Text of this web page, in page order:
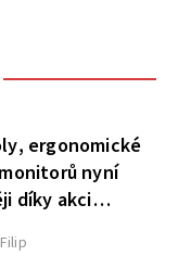
ergonomické
nyní
díky akci